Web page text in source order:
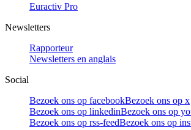
Euractiv Pro
Newsletters
Rapporteur
Newsletters en anglais
Social
Bezoek ons op facebookBezoek ons op x
Bezoek ons op linkedinBezoek ons op
Bezoek ons op rss-feedBezoek ons op